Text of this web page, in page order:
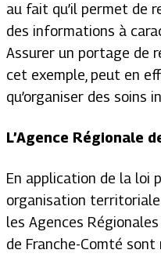
au fait qu’il permet de
des informations à
Assurer un portage de
cet exemple, peut en
qu’organiser des soins
L’Agence Régionale
En application de la loi
organisation territoriale
les Agences
de Franche-Comté